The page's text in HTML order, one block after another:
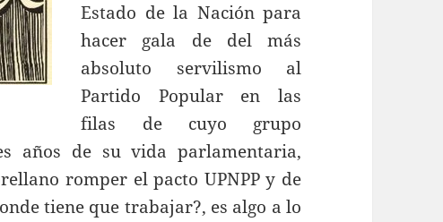
Estado de la Nación para
hacer gala de del más
absoluto servilismo al
Partido Popular en las
filas de cuyo grupo
años de su vida parlamentaria,
romper el pacto UPNPP y de
tiene que trabajar?, es algo a lo